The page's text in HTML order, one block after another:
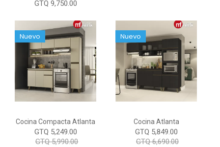
GTQ 9,750.00
Cocina Compacta Atlanta
Nuevo
GTQ 5,249.00
GTQ 5,990.00
Cocina Atlanta
Nuevo
GTQ 5,849.00
GTQ 6,690.00